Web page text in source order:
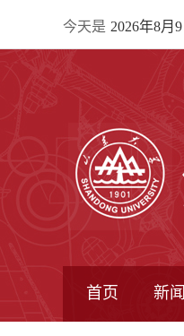
今天是 2026年8月
首页 新